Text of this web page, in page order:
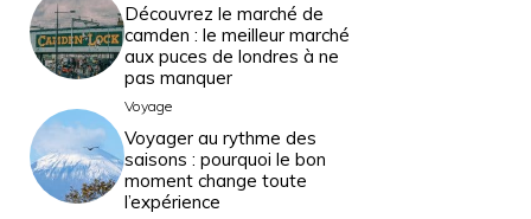
Découvrez le marché de
camden : le meilleur marché
aux puces de londres à ne
pas manquer
Voyage
Voyager au rythme des
saisons : pourquoi le bon
moment change toute
l’expérience